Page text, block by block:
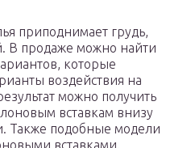
приподнимает грудь,
В продаже можно найти
которые
воздействия на
можно получить
вставкам внизу
Также подобные модели
вставками.